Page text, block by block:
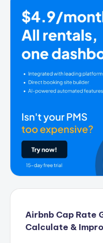
Airbnb Cap Rate
Calculate &